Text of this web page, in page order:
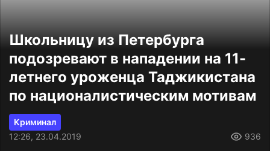
Школьницу из Петербурга
подозревают в нападении на 11-
летнего уроженца Таджикистана
по националистическим мотивам
Криминал
12:26, 23.04.2019
936